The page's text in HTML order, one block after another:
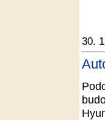
30.